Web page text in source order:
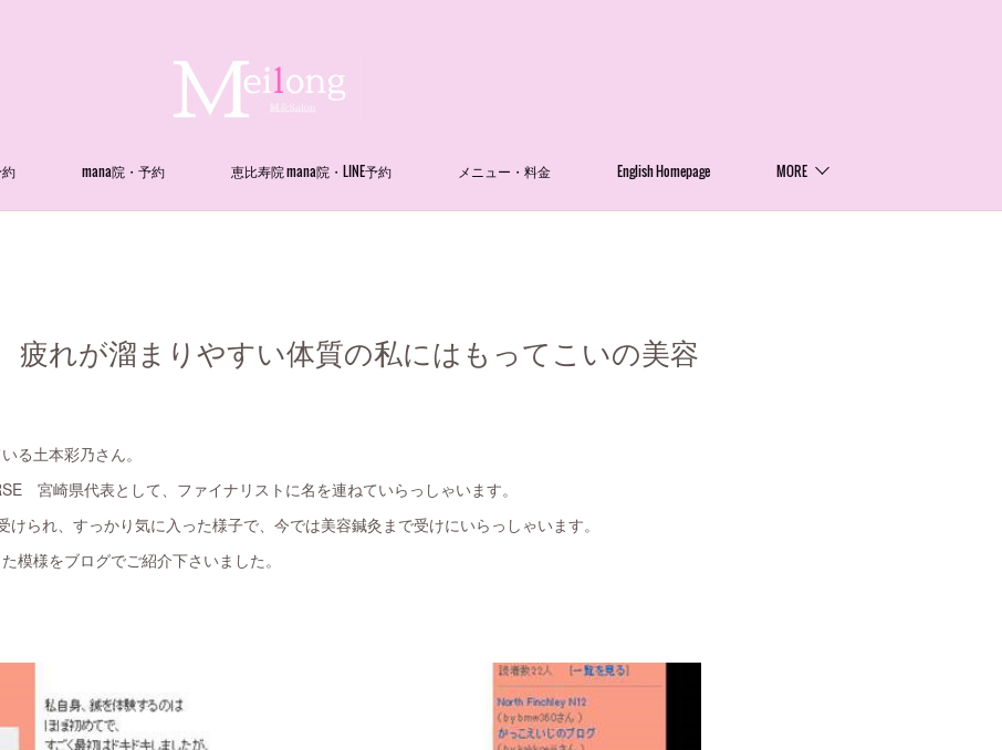
mana院・予約 恵比寿院 mana院・LINE予約 メニュー・料金 English Homepage MORE
れが溜まりやすい体質の私にはもってこいの美容
る土本彩乃さん。
宮崎県代表として、ファイナリストに名を連ねていらっしゃいます。
けられ、すっかり気に入った様子で、今では美容鍼灸まで受けにいらっしゃいます。
模様をブログでご紹介下さいました。